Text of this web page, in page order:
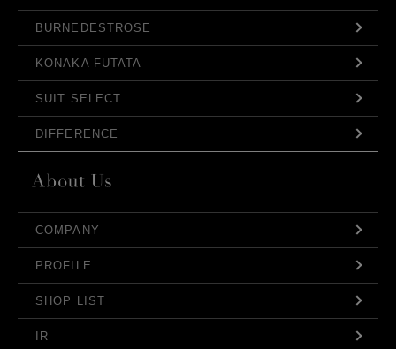
BURNEDESTROSE
KONAKA FUTATA
SUIT SELECT
DIFFERENCE
COMPANY
PROFILE
SHOP LIST
IR